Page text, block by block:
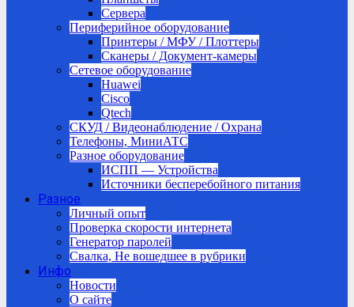
Сервера
Периферийное оборудование
Принтеры / МФУ / Плоттеры
Сканеры / Документ-камеры
Сетевое оборудование
Huawei
Cisco
Qtech
СКУД / Видеонаблюдение / Охрана
Телефоны, МиниАТС
Разное оборудование
ИСПП — Устройства
Источники бесперебойного питания
Разное
Личный опыт
Проверка скорости интернета
Генератор паролей
Свалка, Не вошедшее в рубрики
Инфо
Новости
О сайте